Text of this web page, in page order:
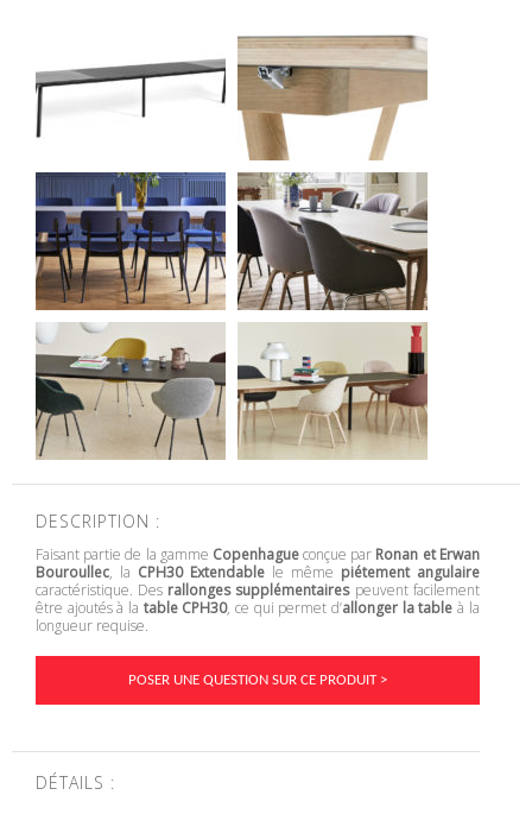
DESCRIPTION :
Faisant partie de la gamme Copenhagueconçue par Ronan et Erwan
Bouroullec, la CPH30 Extendablele même piétement angulaire
caractéristique. Des rallonges supplémentairespeuvent facilement
être ajoutés à la table CPH30, ce qui permet d’allonger la table à la
longueur requise.
POSER UNE QUESTION SUR CE PRODUIT >
DÉTAILS :